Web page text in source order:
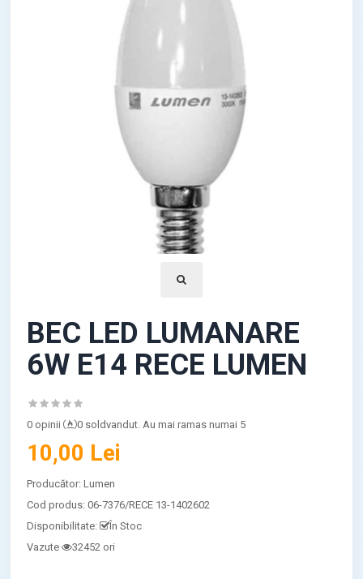
BEC LED LUMANARE
6W E14 RECE LUMEN
0 opinii 0 soldvandut. Au mai ramas numai 5
10,00 Lei
Producător:Lumen
Cod produs:06-7376/RECE 13-1402602
Disponibilitate:
În Stoc
Vazute
32452 ori